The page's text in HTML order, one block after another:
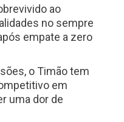
ao
no sempre
empate a zero
o Timão tem
em
uma dor de